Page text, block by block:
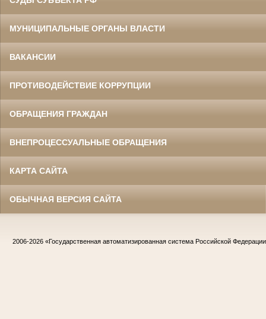
МУНИЦИПАЛЬНЫЕ ОРГАНЫ ВЛАСТИ
ВАКАНСИИ
ПРОТИВОДЕЙСТВИЕ КОРРУПЦИИ
ОБРАЩЕНИЯ ГРАЖДАН
ВНЕПРОЦЕССУАЛЬНЫЕ ОБРАЩЕНИЯ
КАРТА САЙТА
ОБЫЧНАЯ ВЕРСИЯ САЙТА
2006-2026 «Государственная автоматизированная система Российской